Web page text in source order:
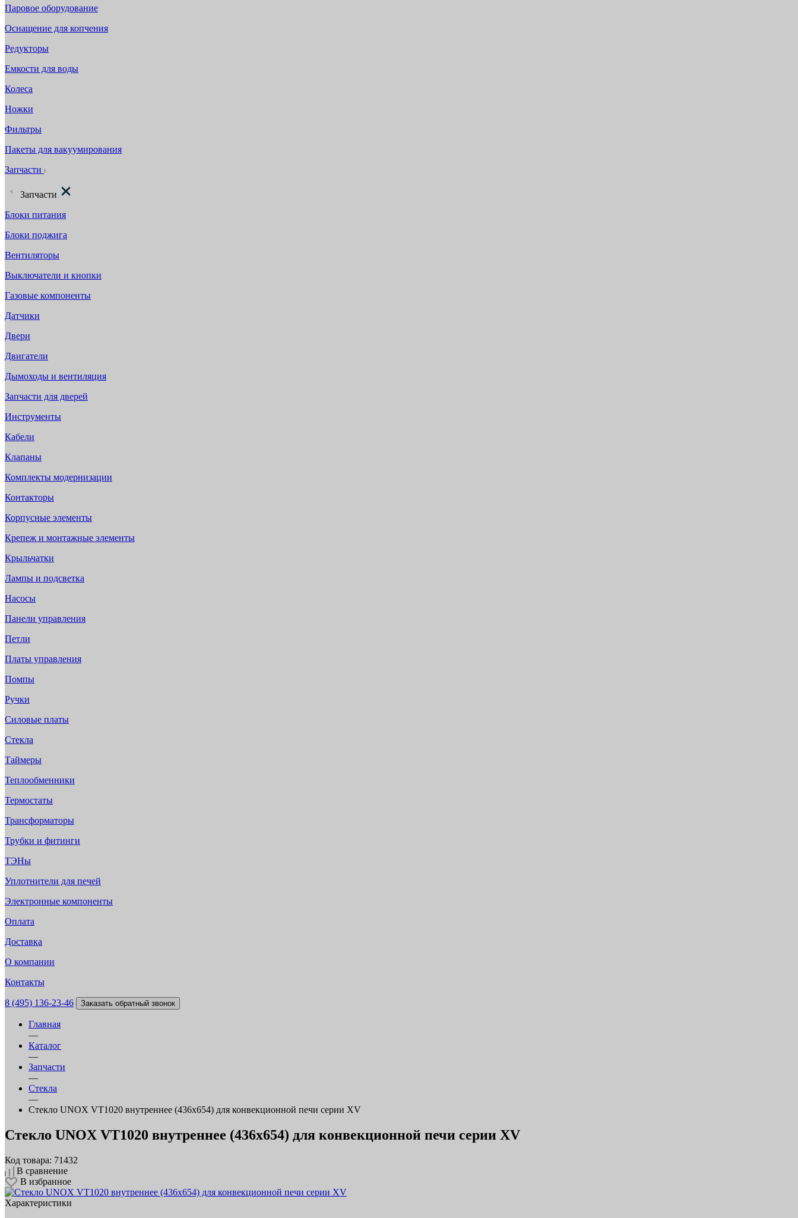
Паровое оборудование
Оснащение для копчения
Редукторы
Емкости для воды
Колеса
Ножки
Фильтры
Пакеты для вакуумирования
Запчасти
Запчасти
Блоки питания
Блоки поджига
Вентиляторы
Выключатели и кнопки
Газовые компоненты
Датчики
Двери
Двигатели
Дымоходы и вентиляция
Запчасти для дверей
Инструменты
Кабели
Клапаны
Комплекты модернизации
Контакторы
Корпусные элементы
Крепеж и монтажные элементы
Крыльчатки
Лампы и подсветка
Насосы
Панели управления
Петли
Платы управления
Помпы
Ручки
Силовые платы
Стекла
Таймеры
Теплообменники
Термостаты
Трансформаторы
Трубки и фитинги
ТЭНы
Уплотнители для печей
Электронные компоненты
Оплата
Доставка
О компании
Контакты
8 (495) 136-23-46 Заказать обратный звонок
Главная
—
Каталог
—
Запчасти
—
Стекла
—
Стекло UNOX VT1020 внутреннее (436х654) для конвекционной печи серии XV
Стекло UNOX VT1020 внутреннее (436х654) для конвекционной печи серии XV
Код товара: 71432
В сравнение
В избранное
Характеристики